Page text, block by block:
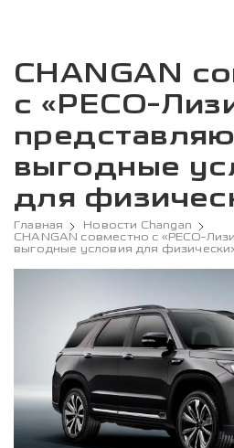
CHANGAN
с «РЕСО-
выгодные
для
Главная
Новости Changan
CHANGAN совместно с «РЕСО-
выгодные условия для